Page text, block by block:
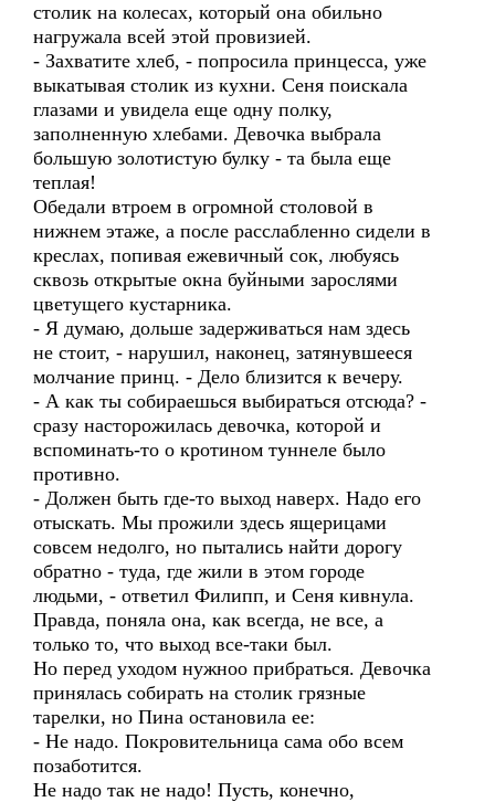
столик на колесах, который она обильно
нагружала всей этой провизией.
- Захватите хлеб, - попросила принцесса, уже
выкатывая столик из кухни. Сеня поискала
глазами и увидела еще одну полку,
заполненную хлебами. Девочка выбрала
большую золотистую булку - та была еще
теплая!
Обедали втроем в огромной столовой в
нижнем этаже, а после расслабленно сидели в
креслах, попивая ежевичный сок, любуясь
сквозь открытые окна буйными зарослями
цветущего кустарника.
- Я думаю, дольше задерживаться нам здесь
не стоит, - нарушил, наконец, затянувшееся
молчание принц. - Дело близится к вечеру.
- А как ты собираешься выбираться отсюда? -
сразу насторожилась девочка, которой и
вспоминать-то о кротином туннеле было
противно.
- Должен быть где-то выход наверх. Надо его
отыскать. Мы прожили здесь ящерицами
совсем недолго, но пытались найти дорогу
обратно - туда, где жили в этом городе
людьми, - ответил Филипп, и Сеня кивнула.
Правда, поняла она, как всегда, не все, а
только то, что выход все-таки был.
Но перед уходом нужноо прибраться. Девочка
принялась собирать на столик грязные
тарелки, но Пина остановила ее:
- Не надо. Покровительница сама обо всем
позаботится.
Не надо так не надо! Пусть, конечно,